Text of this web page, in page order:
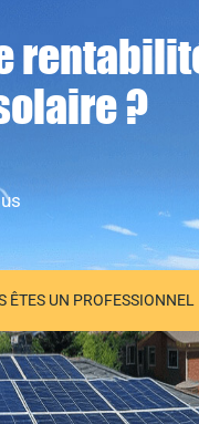
?
ÊTES UN PROFESSIONNEL